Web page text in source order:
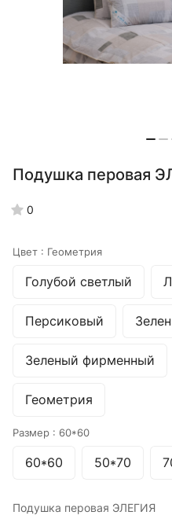
Подушка перовая
0
Цвет : Геометрия
Голубой светлый
Персиковый
Зеленый фирменный
Геометрия
Размер : 60*60
60*60 50*70
Подушка перовая ЭЛЕГИЯ